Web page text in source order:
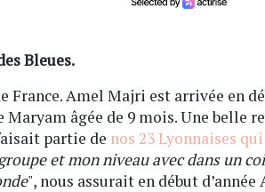
Bleues.
France. Amel Majri est arrivée en
âgée de 9 mois. Une belle
partie de nos 23 Lyonnaises
et mon niveau avec dans un
", nous assurait en début